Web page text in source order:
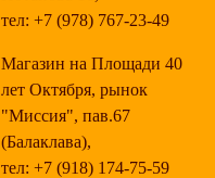
тел: +7 (978) 767-23-49
Магазин на Площади 40
лет Октября, рынок
"Миссия", пав.67
(Балаклава),
тел: +7 (918) 174-75-59